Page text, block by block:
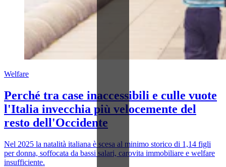
Welfare
Perché tra case inaccessibili e culle vuote
l'Italia invecchia più velocemente del
resto dell'Occidente
Nel 2025 la natalità italiana è scesa al minimo storico di 1,14 figli
per donna, soffocata da bassi salari, carovita immobiliare e welfare
insufficiente.